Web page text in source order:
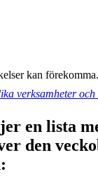
kan förekomma.
verksamheter och
en lista
den